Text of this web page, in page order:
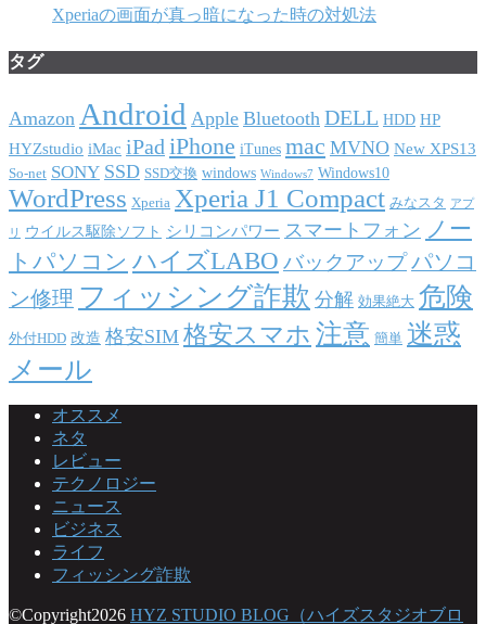
Xperiaの画面が真っ暗になった時の対処法
タグ
Amazon Android Apple Bluetooth DELL HDD HP
HYZstudio iMac iPad iPhone iTunes mac MVNO New XPS13
So-net SONY SSD SSD交換 windows Windows7 Windows10
WordPress Xperia Xperia J1 Compact みなスタ アプ
リ ウイルス駆除ソフト シリコンパワー スマートフォン ノー
トパソコン ハイズLABO バックアップパソコ
ン修理 フィッシング詐欺 分解 効果絶大 危険
外付HDD 改造 格安SIM 格安スマホ 注意 簡単 迷惑
メール
オススメ
ネタ
レビュー
テクノロジー
ニュース
ビジネス
ライフ
フィッシング詐欺
©Copyright2026 HYZ STUDIO BLOG（ハイズスタジオブロ